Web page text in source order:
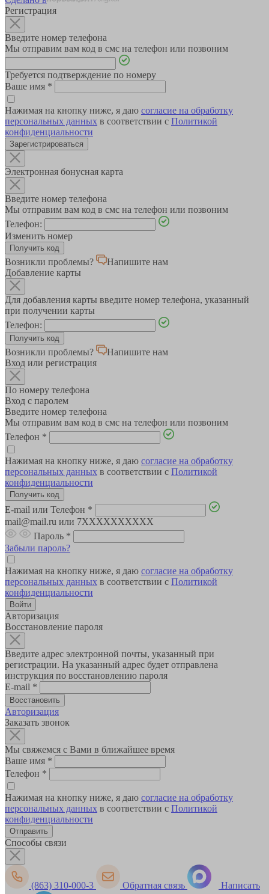
Регистрация
Введите номер телефона
Мы отправим вам код в смс на телефон или позвоним
Требуется подтверждение по номеру
Ваше имя *
Нажимая на кнопку ниже, я даю согласие на обработку
персональных данных в соответствии с Политикой
конфиденциальности
Зарегистрироваться
Электронная бонусная карта
Введите номер телефона
Мы отправим вам код в смс на телефон или позвоним
Телефон:
Изменить номер
Возникли проблемы?
Напишите нам
Добавление карты
Для добавления карты введите номер телефона, указанный
при получении карты
Телефон:
Возникли проблемы?
Напишите нам
Вход или регистрация
По номеру телефона
Вход с паролем
Введите номер телефона
Мы отправим вам код в смс на телефон или позвоним
Телефон *
Нажимая на кнопку ниже, я даю согласие на обработку
персональных данных в соответствии с Политикой
конфиденциальности
E-mail или Телефон *
mail@mail.ru или 7XXXXXXXXXX
Пароль *
Забыли пароль?
Нажимая на кнопку ниже, я даю согласие на обработку
персональных данных в соответствии с Политикой
конфиденциальности
Авторизация
Восстановление пароля
Введите адрес электронной почты, указанный при
регистрации. На указанный адрес будет отправлена
инструкция по восстановлению пароля
E-mail *
Авторизация
Заказать звонок
Мы свяжемся с Вами в ближайшее время
Ваше имя *
Телефон *
Нажимая на кнопку ниже, я даю согласие на обработку
персональных данных в соответствии с Политикой
конфиденциальности
Способы связи
(863) 310-000-3 Обратная связь Написать